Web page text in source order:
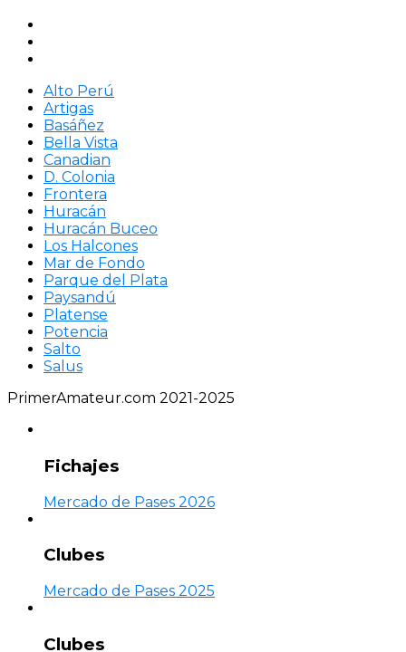
Alto Perú
Artigas
Basáñez
Bella Vista
Canadian
D. Colonia
Frontera
Huracán
Huracán Buceo
Los Halcones
Mar de Fondo
Parque del Plata
Paysandú
Platense
Potencia
Salto
Salus
PrimerAmateur.com 2021-2025
Fichajes
Mercado de Pases 2026
Clubes
Mercado de Pases 2025
Clubes